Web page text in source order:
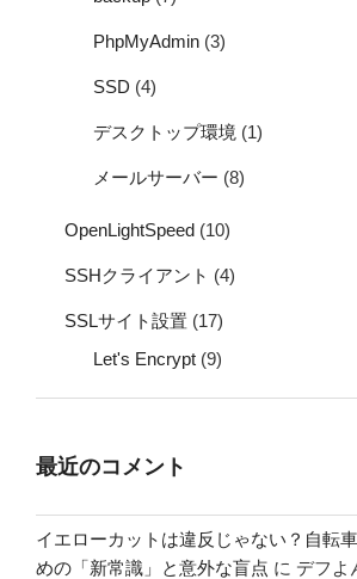
PhpMyAdmin (3)
SSD (4)
デスクトップ環境 (1)
メールサーバー (8)
OpenLightSpeed (10)
SSHクライアント (4)
SSLサイト設置 (17)
Let's Encrypt (9)
最近のコメント
イエローカットは違反じゃない？自転
めの「新常識」と意外な盲点 に デフよ